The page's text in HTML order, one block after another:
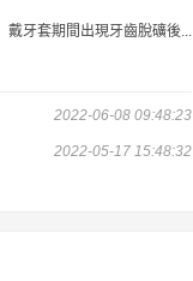
戴牙套期間出現牙齒脫礦後...
2022-06-08 09:48:23
2022-05-17 15:48:32